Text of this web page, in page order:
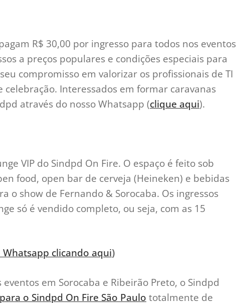
R$ 30,00 por ingresso para todos nos eventos
a preços populares e condições especiais para
compromisso em valorizar os profissionais de TI
Interessados em formar caravanas
através do nosso Whatsapp (clique aqui).
VIP do Sindpd On Fire. O espaço é feito sob
food, open bar de cerveja (Heineken) e bebidas
o show de Fernando & Sorocaba. Os ingressos
só é vendido completo, ou seja, com as 15
clicando aqui)
em Sorocaba e Ribeirão Preto, o Sindpd
o Sindpd On Fire São Paulo totalmente de